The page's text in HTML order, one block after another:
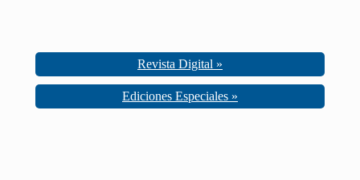
Revista Digital »
Ediciones Especiales »